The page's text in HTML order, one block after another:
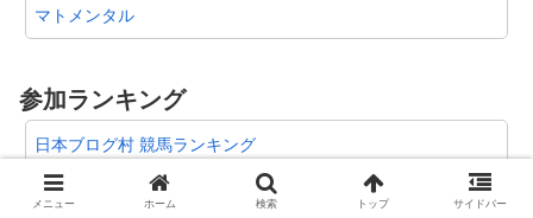
マトメンタル
参加ランキング
日本ブログ村 競馬ランキング
競馬ブログランキング
メニュー ホーム 検索 トップ サイドバー